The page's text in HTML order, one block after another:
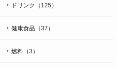
ドリンク（125）
健康食品（37）
燃料（3）